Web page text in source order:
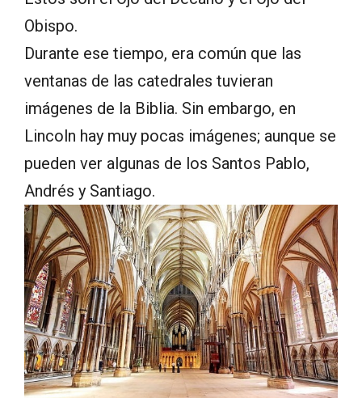
Obispo.
Durante ese tiempo, era común que las
ventanas de las catedrales tuvieran
imágenes de la Biblia. Sin embargo, en
Lincoln hay muy pocas imágenes; aunque se
pueden ver algunas de los Santos Pablo,
Andrés y Santiago.